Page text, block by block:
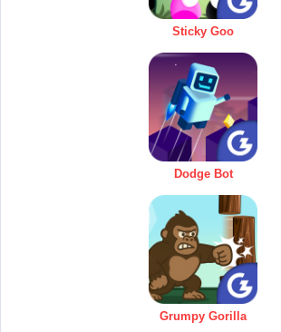
Sticky Goo
Dodge Bot
Grumpy Gorilla